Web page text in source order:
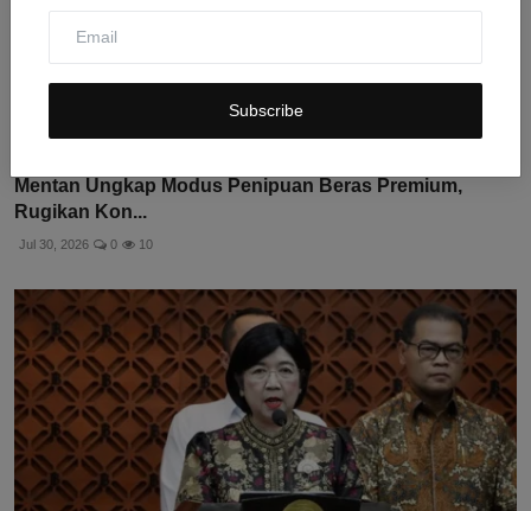
Subscribe
Mentan Ungkap Modus Penipuan Beras Premium,
Rugikan Kon...
Jul 30, 2026 0 10